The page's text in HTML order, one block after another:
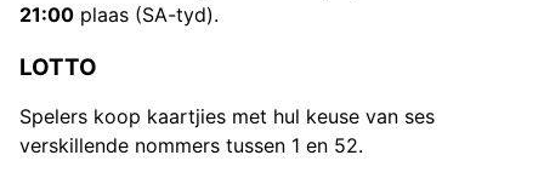
21:00 plaas (SA-tyd).
LOTTO
Spelers koop kaartjies met hul keuse van ses
verskillende nommers tussen 1 en 52.